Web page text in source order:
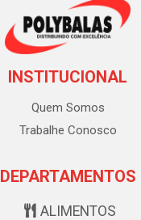
INSTITUCIONAL
Quem Somos
Trabalhe Conosco
DEPARTAMENTOS
ALIMENTOS